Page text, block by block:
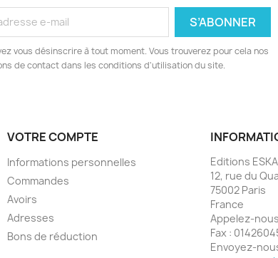
vous désinscrire à tout moment. Vous trouverez pour cela nos
de contact dans les conditions d'utilisation du site.
VOTRE COMPTE
Informations personnelles
Commandes
Avoirs
Adresses
Bons de réduction
Editions ESKA
12, rue du
75002 Paris
France
Appelez-
Fax :
Envoyez-